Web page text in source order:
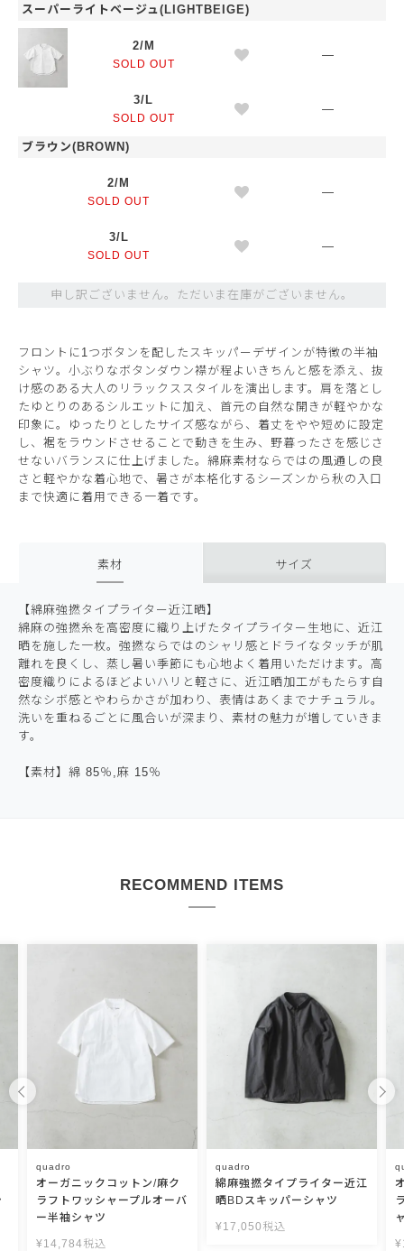
スーパーライトベージュ(LIGHTBEIGE)
2/M
SOLD OUT
—
3/L
SOLD OUT
—
ブラウン(BROWN)
2/M
SOLD OUT
—
3/L
SOLD OUT
—
申し訳ございません。ただいま在庫がございません。
フロントに1つボタンを配したスキッパーデザインが特徴の半袖
シャツ。小ぶりなボタンダウン襟が程よいきちんと感を添え、抜
け感のある大人のリラックススタイルを演出します。肩を落とし
たゆとりのあるシルエットに加え、首元の自然な開きが軽やかな
印象に。ゆったりとしたサイズ感ながら、着丈をやや短めに設定
し、裾をラウンドさせることで動きを生み、野暮ったさを感じさ
せないバランスに仕上げました。綿麻素材ならではの風通しの良
さと軽やかな着心地で、暑さが本格化するシーズンから秋の入口
まで快適に着用できる一着です。
素材 サイズ
【綿麻強撚タイプライター近江晒】
綿麻の強撚糸を高密度に織り上げたタイプライター生地に、近江
晒を施した一枚。強撚ならではのシャリ感とドライなタッチが肌
離れを良くし、蒸し暑い季節にも心地よく着用いただけます。高
密度織りによるほどよいハリと軽さに、近江晒加工がもたらす自
然なシボ感とやわらかさが加わり、表情はあくまでナチュラル。
洗いを重ねるごとに風合いが深まり、素材の魅力が増していきま
す。
【素材】綿 85％,麻 15％
RECOMMEND ITEMS
quadro
オーガニックコットン/麻ク
ラフトワッシャープルオーバ
ー半袖シャツ
¥14,784税込
quadro
綿麻強撚タイプライター近江
晒BDスキッパーシャツ
¥17,050 税込
¥